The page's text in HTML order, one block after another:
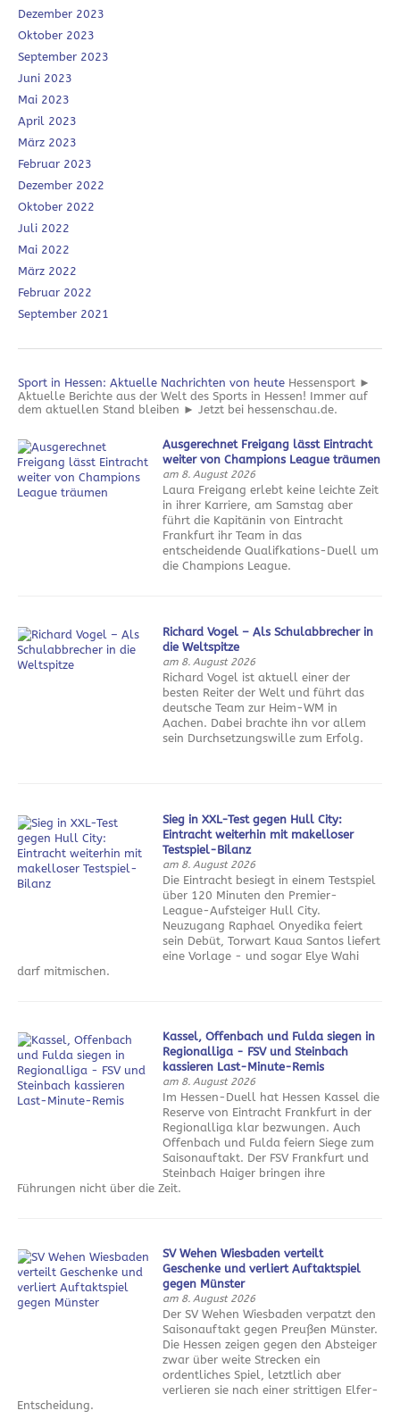
Dezember 2023
Oktober 2023
September 2023
Juni 2023
Mai 2023
April 2023
März 2023
Februar 2023
Dezember 2022
Oktober 2022
Juli 2022
Mai 2022
März 2022
Februar 2022
September 2021
Sport in Hessen: Aktuelle Nachrichten von heute Hessensport ►
Aktuelle Berichte aus der Welt des Sports in Hessen! Immer auf
dem aktuellen Stand bleiben ► Jetzt bei hessenschau.de.
Ausgerechnet Freigang lässt Eintracht
weiter von Champions League träumen
am 8. August 2026
Laura Freigang erlebt keine leichte Zeit
in ihrer Karriere, am Samstag aber
führt die Kapitänin von Eintracht
Frankfurt ihr Team in das
entscheidende Qualifkations-Duell um
die Champions League.
Richard Vogel – Als Schulabbrecher in
die Weltspitze
am 8. August 2026
Richard Vogel ist aktuell einer der
besten Reiter der Welt und führt das
deutsche Team zur Heim-WM in
Aachen. Dabei brachte ihn vor allem
sein Durchsetzungswille zum Erfolg.
Sieg in XXL-Test gegen Hull City:
Eintracht weiterhin mit makelloser
Testspiel-Bilanz
am 8. August 2026
Die Eintracht besiegt in einem Testspiel
über 120 Minuten den Premier-
League-Aufsteiger Hull City.
Neuzugang Raphael Onyedika feiert
sein Debüt, Torwart Kaua Santos liefert
eine Vorlage - und sogar Elye Wahi
darf mitmischen.
Kassel, Offenbach und Fulda siegen in
Regionalliga - FSV und Steinbach
kassieren Last-Minute-Remis
am 8. August 2026
Im Hessen-Duell hat Hessen Kassel die
Reserve von Eintracht Frankfurt in der
Regionalliga klar bezwungen. Auch
Offenbach und Fulda feiern Siege zum
Saisonauftakt. Der FSV Frankfurt und
Steinbach Haiger bringen ihre
Führungen nicht über die Zeit.
SV Wehen Wiesbaden verteilt
Geschenke und verliert Auftaktspiel
gegen Münster
am 8. August 2026
Der SV Wehen Wiesbaden verpatzt den
Saisonauftakt gegen Preußen Münster.
Die Hessen zeigen gegen den Absteiger
zwar über weite Strecken ein
ordentliches Spiel, letztlich aber
verlieren sie nach einer strittigen Elfer-
Entscheidung.